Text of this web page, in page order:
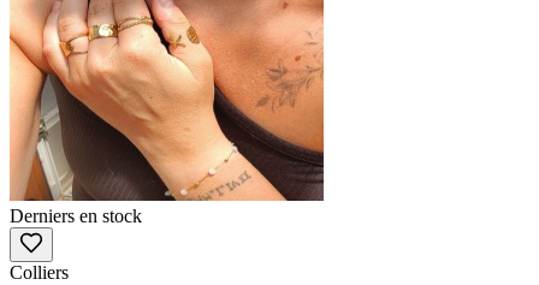
Derniers en stock
Colliers